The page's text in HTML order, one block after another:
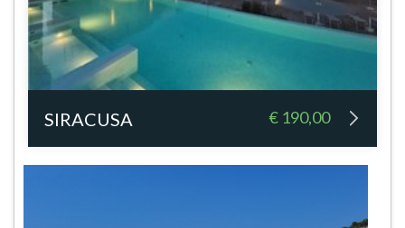
SIRACUSA € 190,00